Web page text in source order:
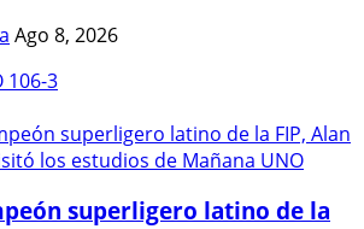
Ago 8, 2026
106-3
superligero latino de la